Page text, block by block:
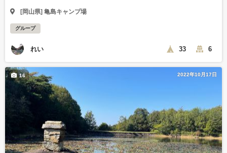
[岡山県] 亀島キャンプ場
グループ
れい 33 6
2022年10月17日
16